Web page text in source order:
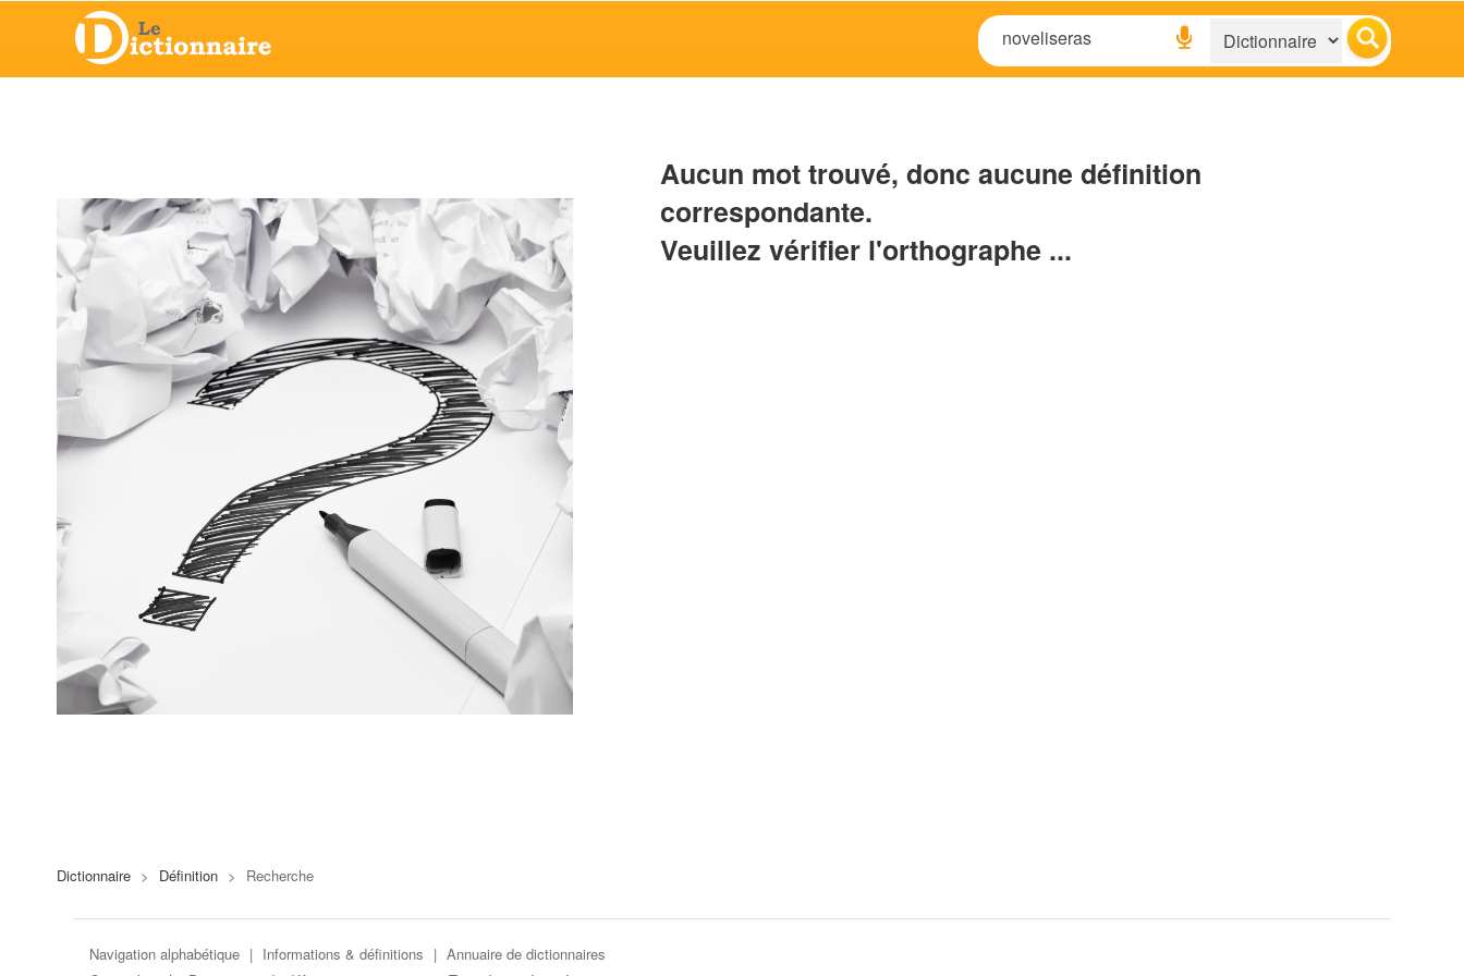
Aucun mot trouvé, donc aucune définition
correspondante.
Veuillez vérifier l'orthographe ...
Dictionnaire > Définition > Recherche
Navigation alphabétique | Informations & définitions | Annuaire de dictionnaires